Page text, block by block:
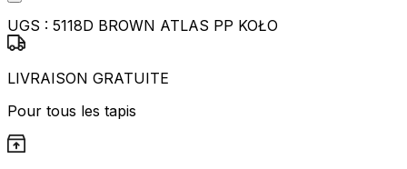
UGS : 5118D BROWN ATLAS PP KOŁO
LIVRAISON GRATUITE
Pour tous les tapis